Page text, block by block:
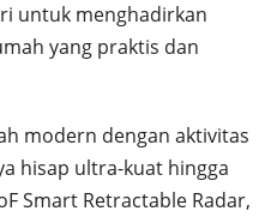
untuk menghadirkan
yang praktis dan
modern dengan aktivitas
hisap ultra-kuat hingga
Smart Retractable Radar,